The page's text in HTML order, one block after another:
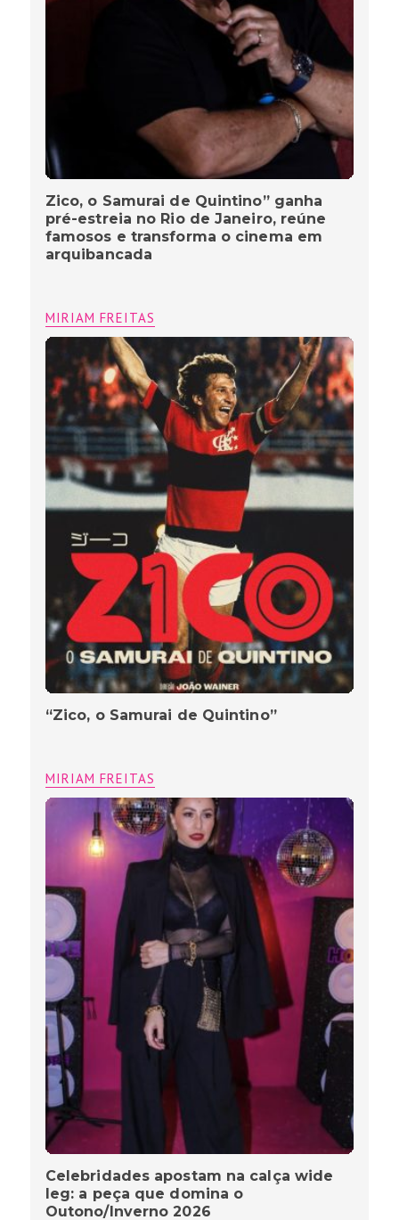
Zico, o Samurai de Quintino” ganha
pré-estreia no Rio de Janeiro, reúne
famosos e transforma o cinema em
arquibancada
MIRIAM FREITAS
“Zico, o Samurai de Quintino”
MIRIAM FREITAS
Celebridades apostam na calça wide
leg: a peça que domina o
Outono/Inverno 2026